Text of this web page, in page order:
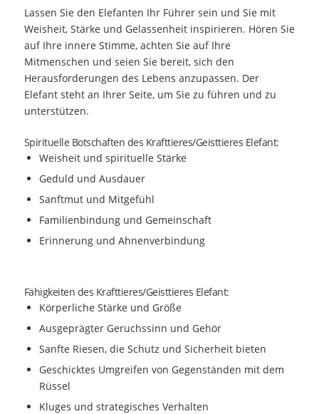
Lassen Sie den Elefanten Ihr Führer sein und Sie mit
Weisheit, Stärke und Gelassenheit inspirieren. Hören Sie
auf Ihre innere Stimme, achten Sie auf Ihre
Mitmenschen und seien Sie bereit, sich den
Herausforderungen des Lebens anzupassen. Der
Elefant steht an Ihrer Seite, um Sie zu führen und zu
unterstützen.
Spirituelle Botschaften des Krafttieres/Geisttieres Elefant:
Weisheit und spirituelle Stärke
Geduld und Ausdauer
Sanftmut und Mitgefühl
Familienbindung und Gemeinschaft
Erinnerung und Ahnenverbindung
Fähigkeiten des Krafttieres/Geisttieres Elefant:
Körperliche Stärke und Größe
Ausgeprägter Geruchssinn und Gehör
Sanfte Riesen, die Schutz und Sicherheit bieten
Geschicktes Umgreifen von Gegenständen mit dem
Rüssel
Kluges und strategisches Verhalten